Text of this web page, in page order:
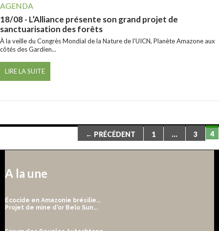
AGENDA
18/08- L’Alliance présente son grand projet de
sanctuarisation des forêts
À la veille du Congrès Mondial de la Nature de l’UICN, Planète Amazone aux
côtés des Gardien...
LIRE LA SUITE
des
articles
← PRÉCÉDENT 1 … 3 4
A la une
Écocide en Amazonie brésilie...
Projet de mine d'or Belo Sun...